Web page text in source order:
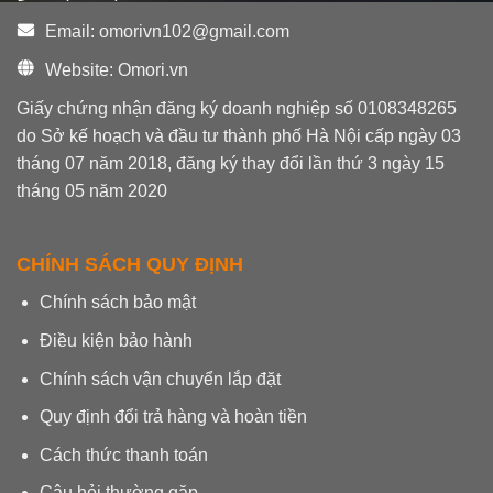
Email: omorivn102@gmail.com
Website: Omori.vn
Giấy chứng nhận đăng ký doanh nghiệp số 0108348265
do Sở kế hoạch và đầu tư thành phố Hà Nội cấp ngày 03
tháng 07 năm 2018, đăng ký thay đổi lần thứ 3 ngày 15
tháng 05 năm 2020
CHÍNH SÁCH QUY ĐỊNH
Chính sách bảo mật
Điều kiện bảo hành
Chính sách vận chuyển lắp đặt
Quy định đổi trả hàng và hoàn tiền
Cách thức thanh toán